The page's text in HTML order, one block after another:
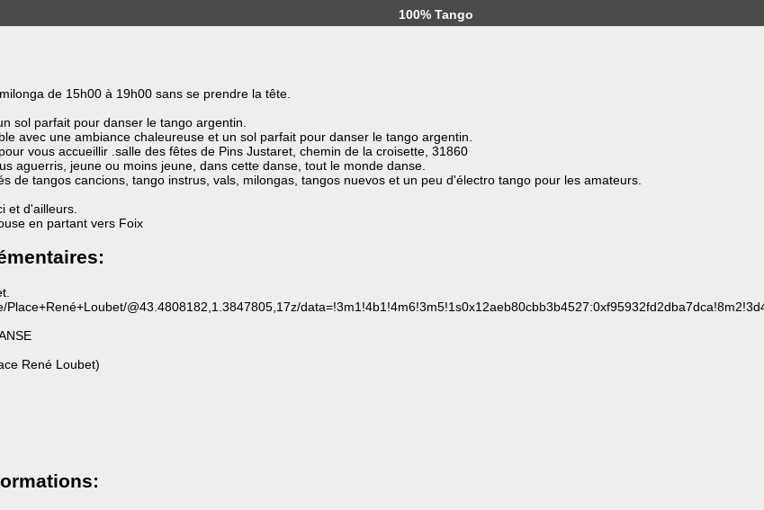
100% Tango
de 15h00 à 19h00 sans se prendre la tête.
sol parfait pour danser le tango argentin.
avec une ambiance chaleureuse et un sol parfait pour danser le tango argentin.
vous accueillir .salle des fêtes de Pins Justaret, chemin de la croisette, 31860
aguerris, jeune ou moins jeune, dans cette danse, tout le monde danse.
de tangos cancions, tango instrus, vals, milongas, tangos nuevos et un peu d'électro tango pour les amateurs.
et d'ailleurs.
en partant vers Foix
Place+René+Loubet/@43.4808182,1.3847805,17z/
René Loubet)